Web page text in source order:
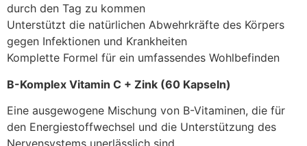
durch den Tag zu kommen
Unterstützt die natürlichen Abwehrkräfte des Körpers
gegen Infektionen und Krankheiten
Komplette Formel für ein umfassendes Wohlbefinden
B-Komplex Vitamin C + Zink (60 Kapseln)
Eine ausgewogene Mischung von B-Vitaminen, die für
den Energiestoffwechsel und die Unterstützung des
Nervensystems unerlässlich sind.